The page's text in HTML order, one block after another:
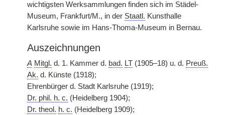
wichtigsten Werksammlungen finden sich im Städel-
Museum, Frankfurt/M., in der Staatl. Kunsthalle
Karlsruhe sowie im Hans-Thoma-Museum in Bernau.
Auszeichnungen
A Mitgl. d. 1. Kammer d. bad. LT (1905–18) u. d. Preuß.
Ak. d. Künste (1918);
Ehrenbürger d. Stadt Karlsruhe (1919);
Dr. phil. h. c. (Heidelberg 1904);
Dr. theol. h. c. (Heidelberg 1909);